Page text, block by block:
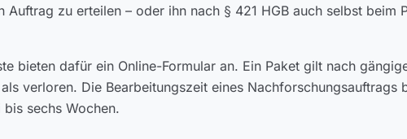
Auftrag zu erteilen – oder ihn nach § 421 HGB auch selbst beim
bieten dafür ein Online-Formular an. Ein Paket gilt nach
verloren. Die Bearbeitungszeit eines Nachforschungsauftrags
sechs Wochen.